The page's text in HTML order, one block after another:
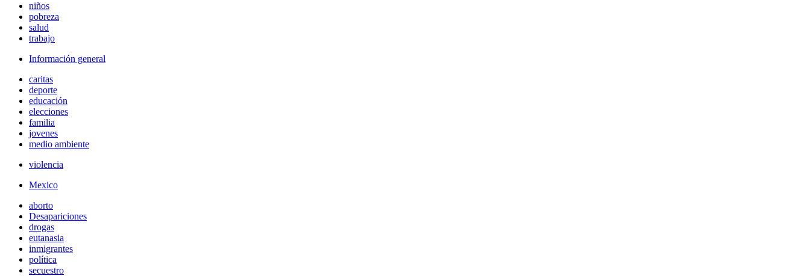
niños
pobreza
salud
trabajo
Información general
caritas
deporte
educación
elecciones
familia
jovenes
medio ambiente
violencia
Mexico
aborto
Desapariciones
drogas
eutanasia
inmigrantes
política
secuestro